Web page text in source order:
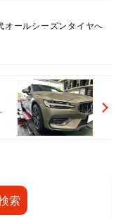
オールシーズンタイヤへ
索